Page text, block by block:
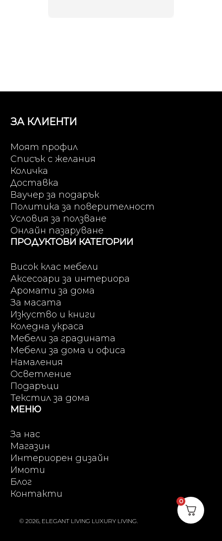
ЗА КЛИЕНТИ
Моят профил
Списък с желания
Количка
Доставка
Ваучер за подарък
Политика за поверителност
Условия за ползване
Онлайн пазаруване
ПРОДУКТОВИ КАТЕГОРИИ
Висок клас мебели
Аксесоари за интериора
Аромати за дома
За масата
Изкуство и книги
Коледна украса
Мебели за градината
Мебели за дома и офиса
Намаления
Осветление
Подаръци
Текстил за дома
МЕНЮ
За нас
Магазин
Интериорен дизайн
Имоти
Блог
Контакти
© 2026, ELEGANT LIVING LUXURY LIVING.
0